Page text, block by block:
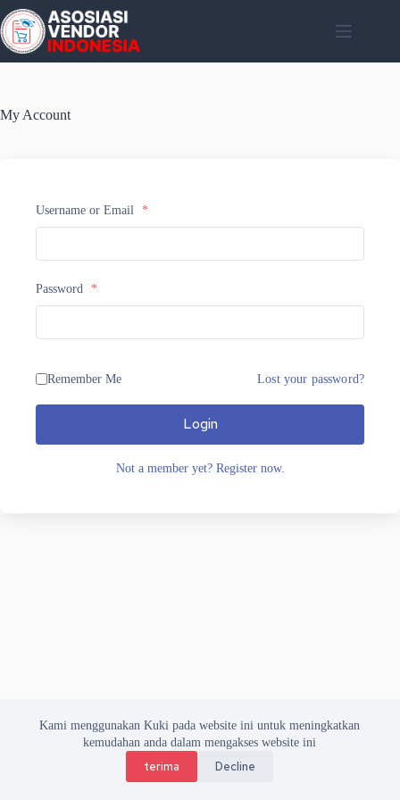
Skip
to
content
Kami menggunakan Kuki pada website ini untuk meningkatkan
kemudahan anda dalam mengakses website ini
terima Decline
My Account
Username or Email *
Password *
Remember Me Lost your password?
Login
Not a member yet? Register now.